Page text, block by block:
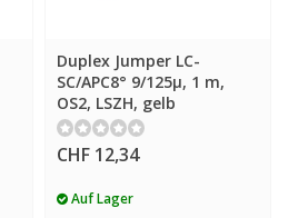
Duplex Jumper LC-
SC/APC8° 9/125µ, 1 m,
OS2, LSZH, gelb
CHF 12,34
Auf Lager